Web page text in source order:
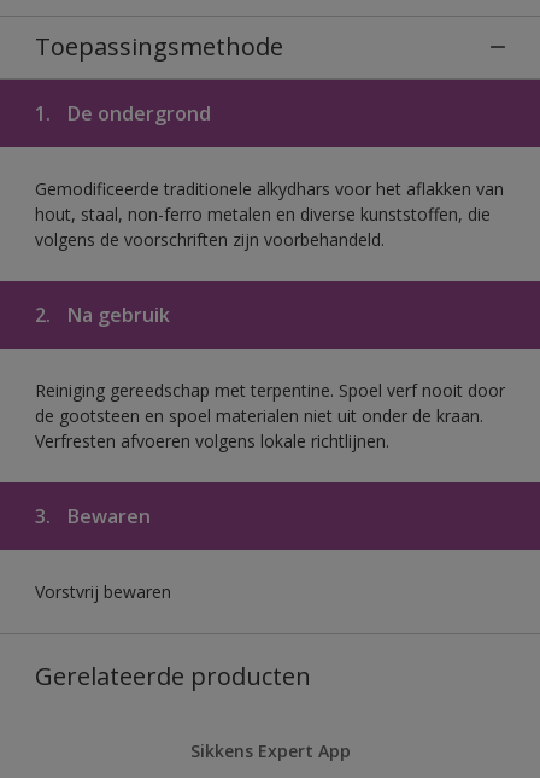
Toepassingsmethode
1. De ondergrond
Gemodificeerde traditionele alkydhars voor het aflakken van
hout, staal, non-ferro metalen en diverse kunststoffen, die
volgens de voorschriften zijn voorbehandeld.
2. Na gebruik
Reiniging gereedschap met terpentine. Spoel verf nooit door
de gootsteen en spoel materialen niet uit onder de kraan.
Verfresten afvoeren volgens lokale richtlijnen.
3. Bewaren
Vorstvrij bewaren
Gerelateerde producten
Sikkens Expert App